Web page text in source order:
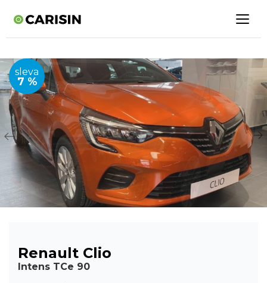
sleva
7 %
Renault Clio
Intens TCe 90